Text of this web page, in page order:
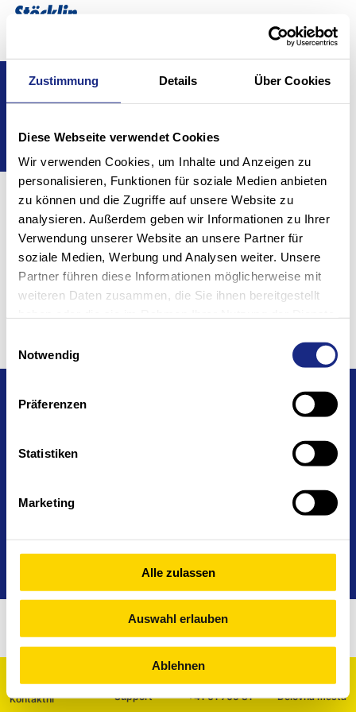
Zustimmung Details Über Cookies
Diese Webseite verwendet Cookies
Wir verwenden Cookies, um Inhalte und Anzeigen zu
personalisieren, Funktionen für soziale Medien anbieten
zu können und die Zugriffe auf unsere Website zu
analysieren. Außerdem geben wir Informationen zu Ihrer
Verwendung unserer Website an unsere Partner für
soziale Medien, Werbung und Analysen weiter. Unsere
Partner führen diese Informationen möglicherweise mit
weiteren Daten zusammen, die Sie ihnen bereitgestellt
Notwendig
Präferenzen
Statistiken
Marketing
Alle zulassen
Auswahl erlauben
Ablehnen
Don't show this message again
Kontaktni Support +41 61 705 81 Delovna mesta
Home Rešitve
Področja
Funkcije
Programska oprema za intralogistiko
Modernizacija
Sedež in podružnice